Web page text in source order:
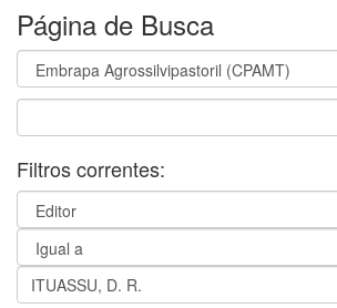
Página de Busca
Filtros correntes: